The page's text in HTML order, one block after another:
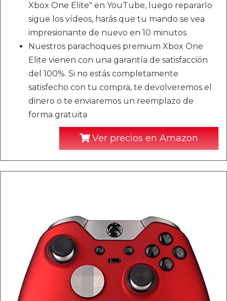
Xbox One Elite" en YouTube, luego repararlo
sigue los vídeos, harás que tu mando se vea
impresionante de nuevo en 10 minutos
Nuestros parachoques premium Xbox One
Elite vienen con una garantía de satisfacción
del 100%. Si no estás completamente
satisfecho con tu compra, te devolveremos el
dinero o te enviaremos un reemplazo de
forma gratuita
Ver precios en Amazon